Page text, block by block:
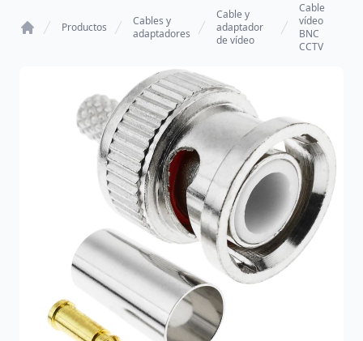
Productos
Cables y
adaptadores
Cable y
adaptador
de vídeo
Cable
vídeo
BNC
CCTV